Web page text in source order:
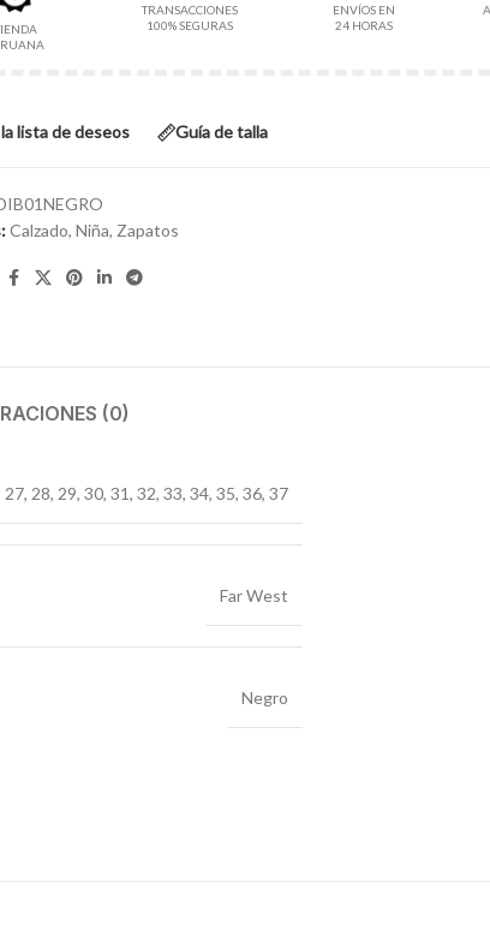
TRANSACCIONES
100% SEGURAS
ENVÍOS EN
24 HORAS
lista de deseos Guía de talla
Calzado, Niña, Zapatos
(0)
27, 28, 29, 30, 31, 32, 33, 34, 35, 36, 37
Far West
Negro